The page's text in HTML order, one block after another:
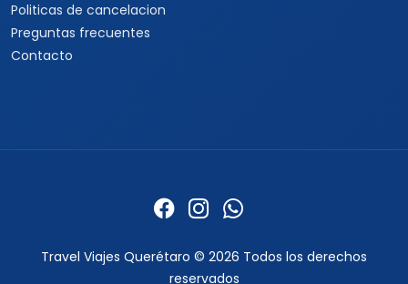
Politicas de cancelacion
Preguntas frecuentes
Contacto
Travel Viajes Querétaro © 2026 Todos los derechos
reservados